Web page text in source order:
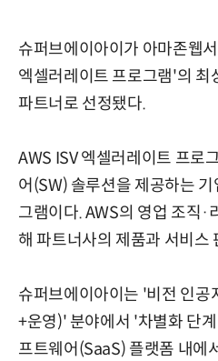
슈퍼브에이아이가 아마존웹
엑셀러레이트 프로그램'의
파트너로 선정됐다.
AWS ISV 엑셀러레이트 프로
어(SW) 솔루션을 제공하는
그램이다. AWS의 영업 조직·
해 파트너사의 제품과 서비스
슈퍼브에이아이는 '비전 인공
+운영)' 분야에서 '차별화 단
프트웨어(SaaS) 플랫폼 내에